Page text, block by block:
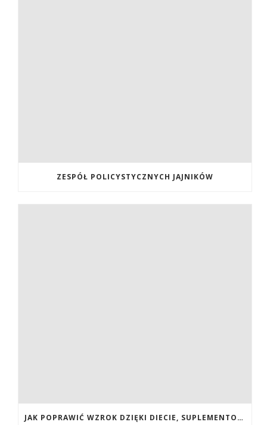
ZESPÓŁ POLICYSTYCZNYCH JAJNIKÓW
JAK POPRAWIĆ WZROK DZIĘKI DIECIE, SUPLEMENTOM BOGATYM W ANTYOKSYDANTY I WITAMINY. JAK POPRAWIĆ WZROK? DIETA NA LEPSZY WZROK. LUTEINA NA WZROK. WITAMINY NA WZROK.